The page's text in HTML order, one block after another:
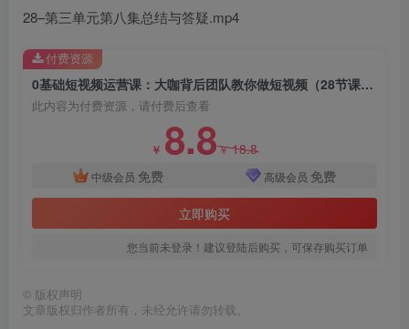
28–第三单元第八集总结与答疑.mp4
0基础短视频运营课：大咖背后团队教你做短视频（28节课时）
此内容为付费资源，请付费后查看
￥ 8.8￥18.8
中级会员 免费 高级会员 免费
立即购买
您当前未登录！建议登陆后购买，可保存购买订单
付费资源
© 版权声明
文章版权归作者所有，未经允许请勿转载。